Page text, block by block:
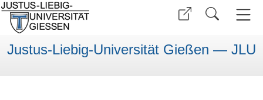
Justus-Liebig-Universität Gießen — JLU